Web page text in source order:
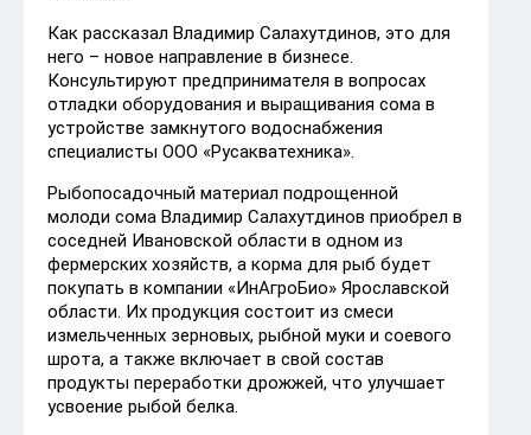
Как рассказал Владимир Салахутдинов, это для
него – новое направление в бизнесе.
Консультируют предпринимателя в вопросах
отладки оборудования и выращивания сома в
устройстве замкнутого водоснабжения
специалисты ООО «Русакватехника».
Рыбопосадочный материал подрощенной
молоди сома Владимир Салахутдинов приобрел в
соседней Ивановской области в одном из
фермерских хозяйств, а корма для рыб будет
покупать в компании «ИнАгроБио» Ярославской
области. Их продукция состоит из смеси
измельченных зерновых, рыбной муки и соевого
шрота, а также включает в свой состав
продукты переработки дрожжей, что улучшает
усвоение рыбой белка.